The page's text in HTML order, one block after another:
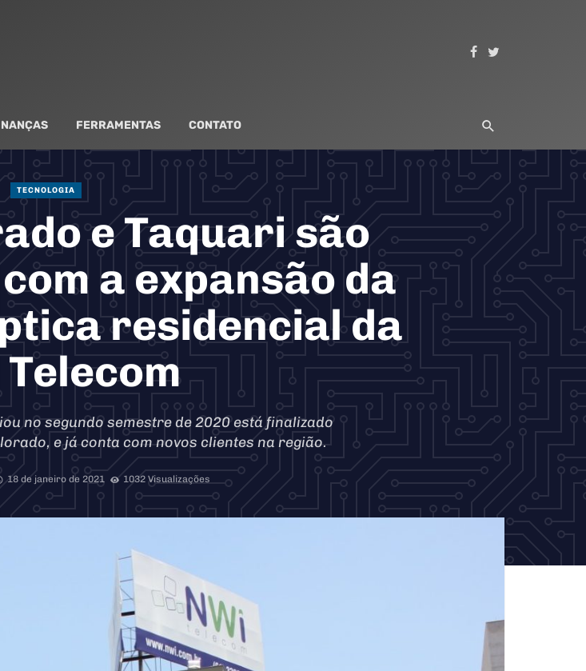
FERRAMENTAS CONTATO
TECNOLOGIA
e Taquari são
a expansão da
residencial da
Telecom
no segundo semestre de 2020 está finalizado
e já conta com novos clientes na região.
18 de janeiro de 2021 1032 Visualizações